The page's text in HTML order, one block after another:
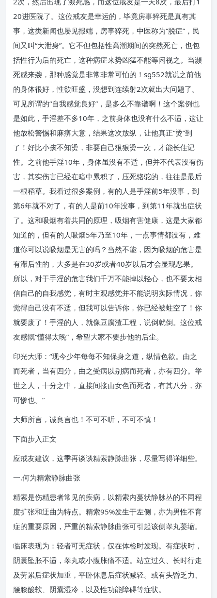
20进医院了。这位戒友是幸运的，毕竟房事猝死是真有其
事，这类新闻也屡见报端，房事猝死，中医称为“脱症”，民
间又叫“大泄身”。它不但包括性高潮期间的突然死亡，也包
括性行为后的死亡，这种病症来势凶猛不能等闲视之。当濒
死感来袭，那种感觉是非常非常可怕的！sg552就说之前他
的身体很好，性欲旺盛，没想到连续射2次就出大问题了。
可见所谓的“自我感觉良好”，是多么不靠谱啊！这个案例也
是如此，手淫差不多10年，之前身体也没有什么不适，这让
他放松警惕和麻痹大意，结果这次放纵，让他真正“烫”到
了！好比小孩不知烫，非要自己狠狠烫一次，才能长住记
性。之前他手淫10年，身体虽没有不适，但并不代表没有伤
害，其实伤害已经在暗中累积了，压死骆驼的，往往是最后
一根稻草。我看过很多案例，有的人是手淫前5年没事，到
第6年就不对了，有的人是前10年没事，到第11年就出症状
了。这和吸烟有着共同的原理，吸烟有害健康，这是大家都
知道的，但有的人吸烟5年乃至10年，一点事情都没有，难
道你可以说吸烟是无害的吗？当然不能，因为吸烟的危害是
有滞后性的，大多是在30岁或者40岁以后才会显现恶果。
所以，对于手淫的危害我们千万不能掉以轻心，也不要太相
信自己的自我感觉，有时主观感觉并不能说明实际情况，你
觉得自己没有不适，但我可以告诉你，你已经被蛀空了！你
就要废了！手淫的人，就像豆腐渣工程，说倒就倒。这位戒
友感慨“懂得太晚”，希望大家不要步他的后尘。
印光大师：“现今少年每每不知保身之道，纵情色欲。由之
而死者，当有四分，由之受病以别病而死者，亦有四分。举
世之人，十分之中，直接间接由女色而死者，有其八分，亦
可惨也。”
大师所言，诚良言也！不可不听，不可不慎！
下面步入正文
应戒友建议，这季再谈谈精索静脉曲张，尽量写得详细些。
一.何为精索静脉曲张
精索是伤精患者常见的疾病，以精索内蔓状静脉丛的不同程
度扩张和迂曲为特点。精索95%发生于左侧，亦为男性不育
症的重要原因，严重的精索静脉曲张可引起该侧睾丸萎缩。
临床表现为：轻者可无症状，仅在体检时发现。有症状时，
阴囊坠胀不适，睾丸或小腹胀痛不适。站立过久、长时行走
及劳累后症状加重，平卧休息后症状减轻。或有头昏乏力、
腰膝酸软、阴囊湿冷，以及性功能障碍等症状。